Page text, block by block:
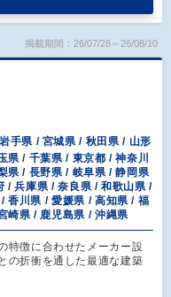
掲載期間：26/07/28～26/08/10
手県 / 宮城県 / 秋田県 / 山形
県 / 千葉県 / 東京都 / 神奈川
県 / 長野県 / 岐阜県 / 静岡県
/ 兵庫県 / 奈良県 / 和歌山県 /
香川県 / 愛媛県 / 高知県 / 福
崎県 / 鹿児島県 / 沖縄県
特徴に合わせたメーカー設
の折衝を通した最適な建築